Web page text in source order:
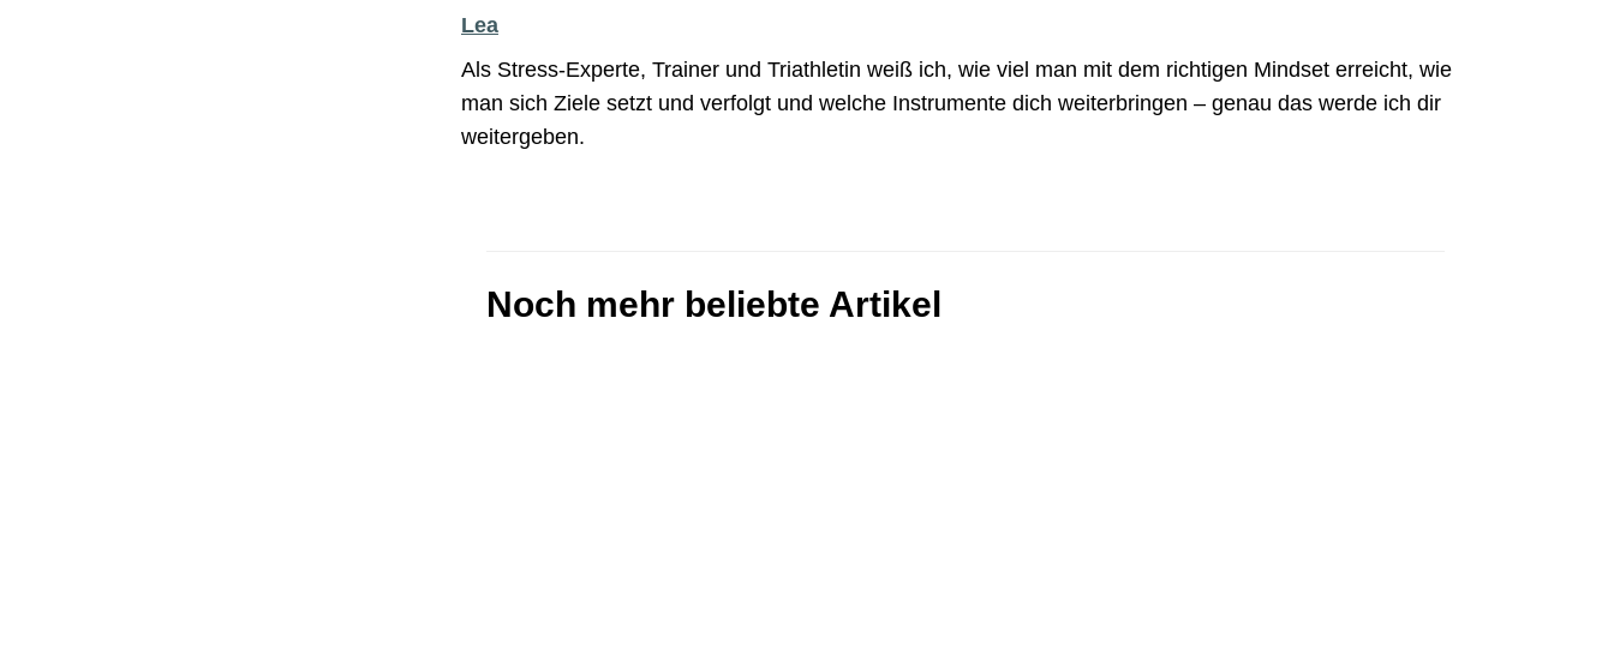
Lea
Als Stress-Experte, Trainer und Triathletin weiß ich, wie viel man mit dem richtigen Mindset erreicht, wie
man sich Ziele setzt und verfolgt und welche Instrumente dich weiterbringen – genau das werde ich dir
weitergeben.
Noch mehr beliebte Artikel